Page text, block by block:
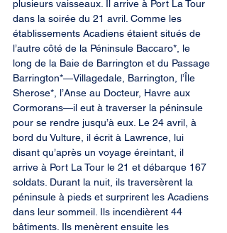
plusieurs vaisseaux. Il arrive à Port La Tour
dans la soirée du 21 avril. Comme les
établissements Acadiens étaient situés de
l’autre côté de la Péninsule Baccaro*, le
long de la Baie de Barrington et du Passage
Barrington*—Villagedale, Barrington, l’Île
Sherose*, l’Anse au Docteur, Havre aux
Cormorans—il eut à traverser la péninsule
pour se rendre jusqu’à eux. Le 24 avril, à
bord du Vulture, il écrit à Lawrence, lui
disant qu’après un voyage éreintant, il
arrive à Port La Tour le 21 et débarque 167
soldats. Durant la nuit, ils traversèrent la
péninsule à pieds et surprirent les Acadiens
dans leur sommeil. Ils incendièrent 44
bâtiments. Ils menèrent ensuite les